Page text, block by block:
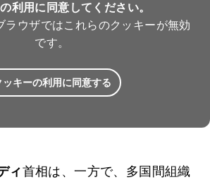
利用に同意してください。
ラウザではこれらのクッキーが無効
です。
ッキーの利用に同意する
ィ首相は、一方で、多国間組織